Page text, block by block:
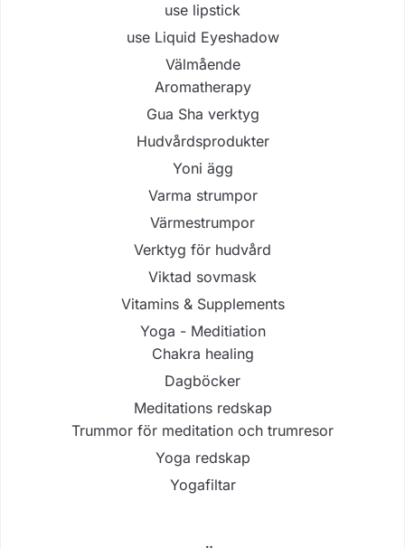
use lipstick
use Liquid Eyeshadow
Välmående
Aromatherapy
Gua Sha verktyg
Hudvårdsprodukter
Yoni ägg
Varma strumpor
Värmestrumpor
Verktyg för hudvård
Viktad sovmask
Vitamins & Supplements
Yoga - Meditiation
Chakra healing
Dagböcker
Meditations redskap
Trummor för meditation och trumresor
Yoga redskap
Yogafiltar